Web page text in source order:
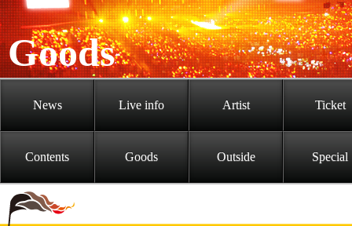
Goods
News Live info Artist Ticket
Contents Goods Outside Special